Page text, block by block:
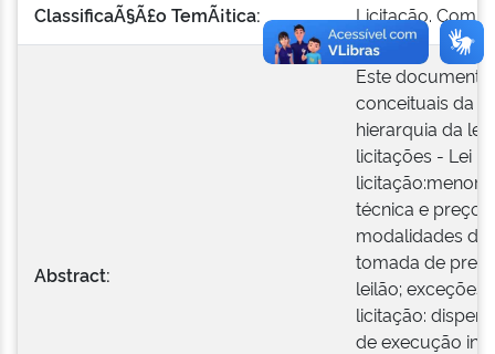
ClassificaÃ§Ã£o TemÃ¡tica: Licitação.
Abstract:
Este
conceituais da
hierarquia da
licitações - Lei
licitação:menor
técnica e preço
modalidades de
tomada de
leilão; exceções
licitação:
de execução